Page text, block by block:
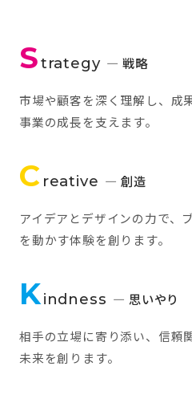
Strategy — 戦略
市場や顧客を深く理解し、成
事業の成長を支えます。
C reative — 創造
アイデアとデザインの力で、
を動かす体験を創ります。
Kindness — 思いやり
相手の立場に寄り添い、信頼
未来を創ります。